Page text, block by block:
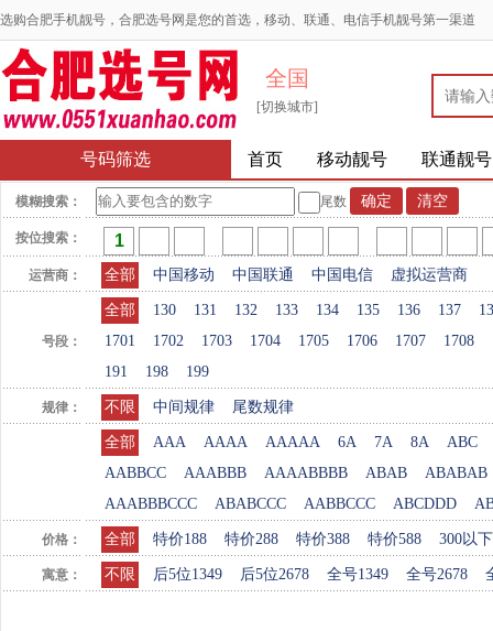
选购合肥手机靓号，合肥选号网是您的首选，移动、联通、电信手机靓号第一渠道
全国
[切换城市]
号码筛选 首页 移动靓号 联通靓号
模糊搜索： 尾数
按位搜索：
运营商： 全部 中国移动 中国联通 中国电信 虚拟运营商
号段：
全部 130 131 132 133 134 135 136 137
1701
1702 1703 1704 1705 1706 1707 1708
191
198 199
规律： 不限 中间规律 尾数规律
全部 AAA AAAA AAAAA 6A 7A 8A
ABC
AABBCC
AAABBB AAAABBBB ABAB
ABABAB
AAABBBCCC
ABABCCC AABBCCC ABCDDD
价格： 全部 特价188 特价288 特价388 特价588 300以下
寓意： 不限 后5位1349 后5位2678 全号1349 全号2678